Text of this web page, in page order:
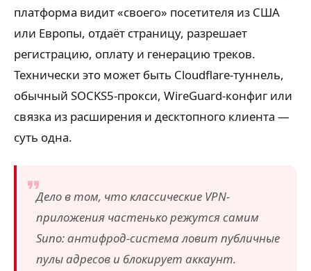
платформа видит «своего» посетителя из США
или Европы, отдаёт страницу, разрешает
регистрацию, оплату и генерацию треков.
Технически это может быть Cloudflare-туннель,
обычный SOCKS5-прокси, WireGuard-конфиг или
связка из расширения и десктопного клиента —
суть одна.
Дело в том, что классические VPN-
приложения частенько режутся самим
Suno: антифрод-система ловит публичные
пулы адресов и блокирует аккаунт.